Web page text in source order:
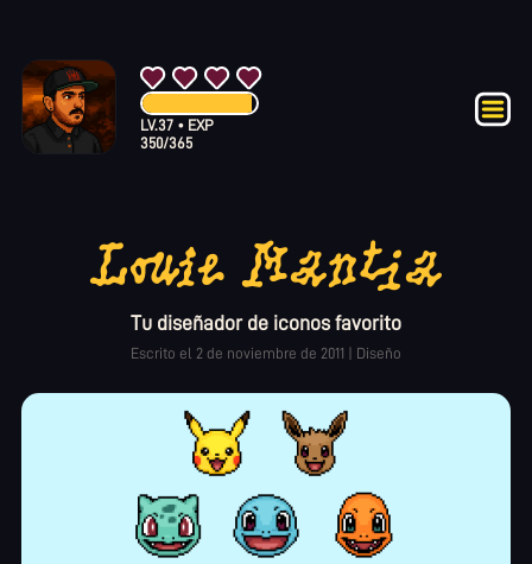
LV.37 •EXP
350/365
Louie Mantia
Tu diseñador de iconos favorito
Escrito el 2 de noviembre de 2011 | Diseño